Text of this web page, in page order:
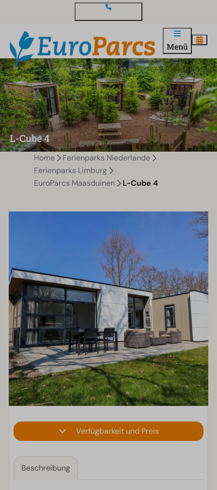
Menü
L-Cube 4
Home
Ferienparks Niederlande
Ferienparks Limburg
EuroParcs Maasduinen
L-Cube 4
Verfügbarkeit und Preis
Beschreibung